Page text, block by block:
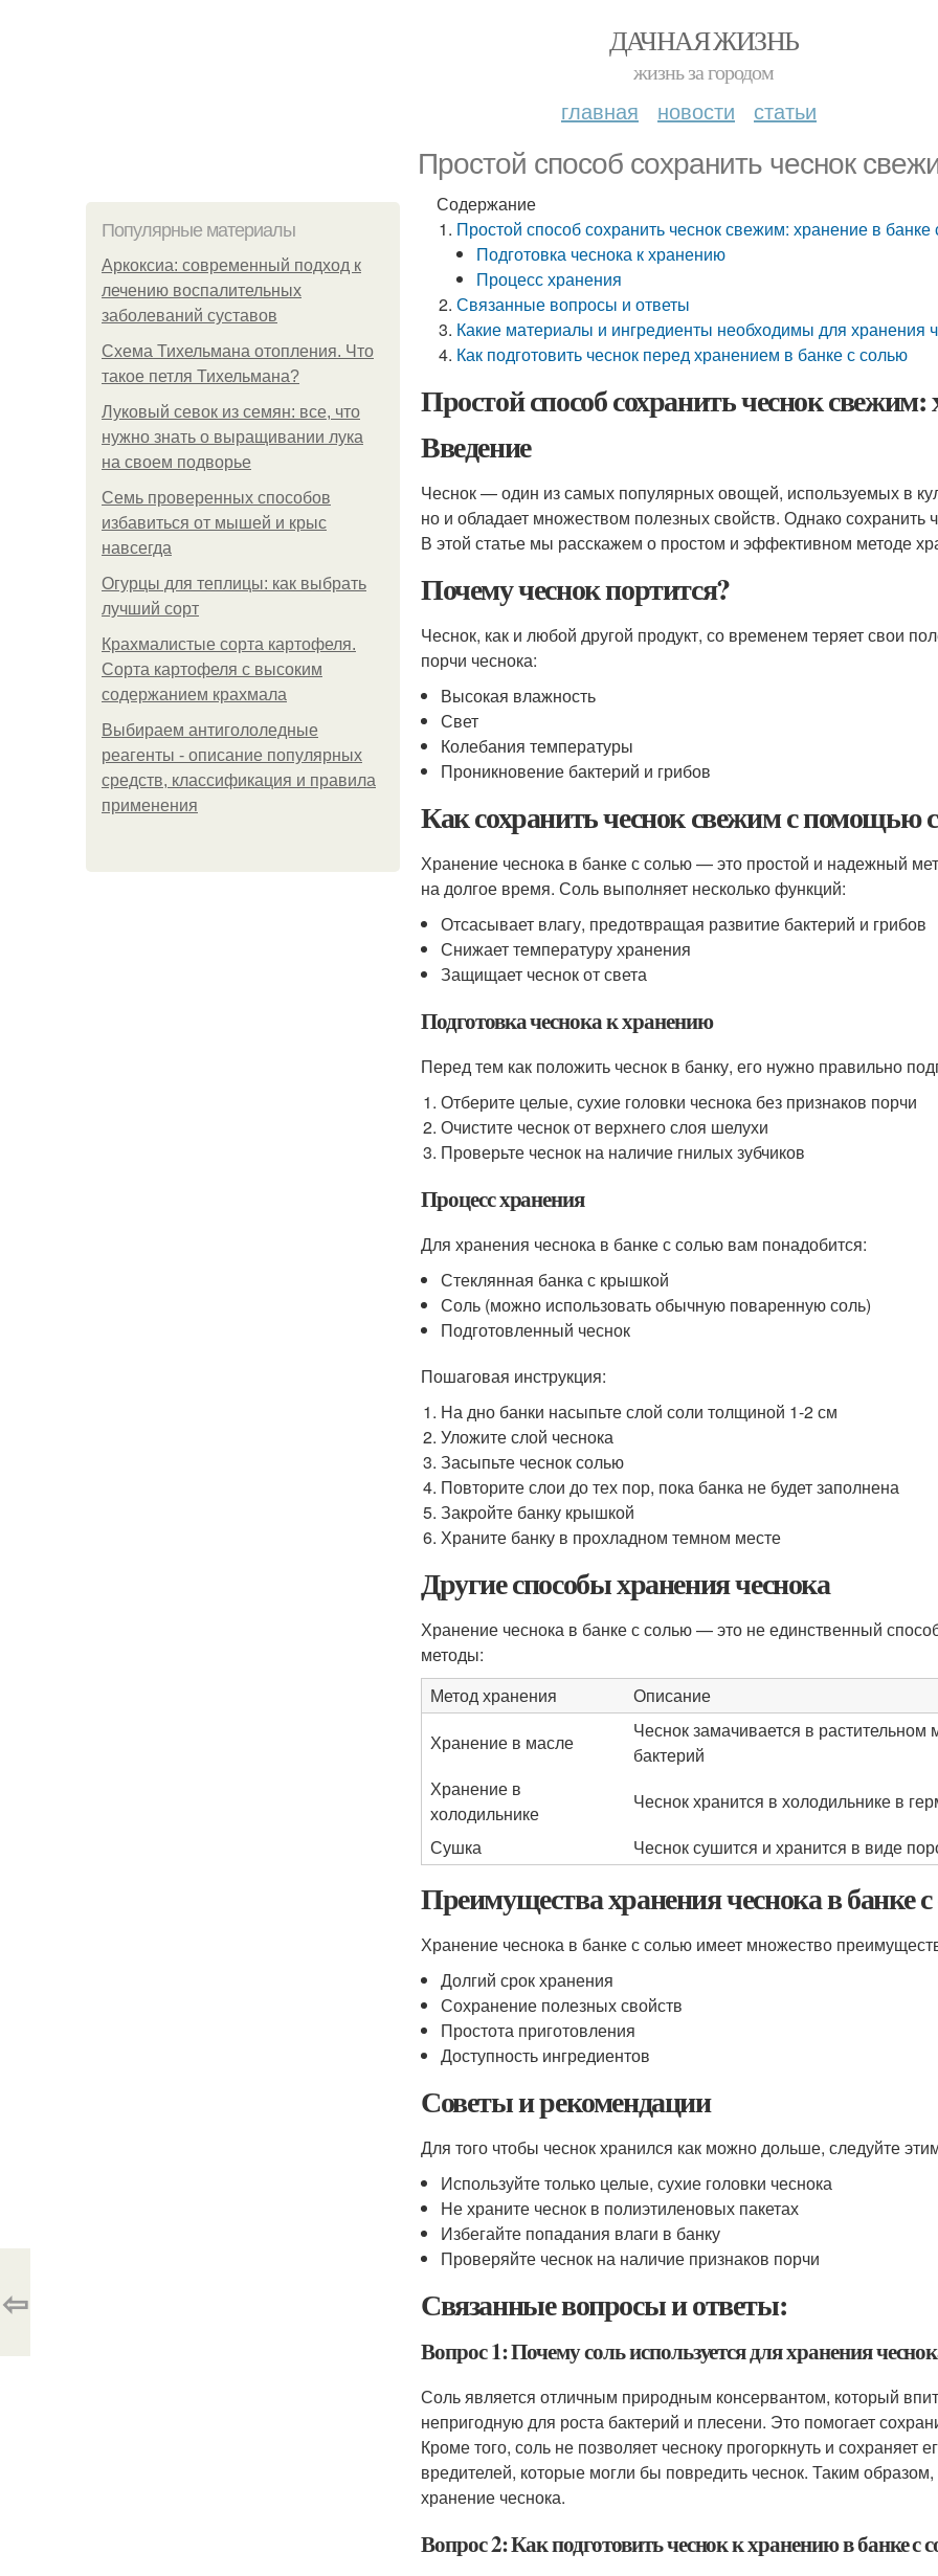
ДАЧНАЯ ЖИЗНЬ
жизнь за городом
главная новости статьи
Простой способ сохранить чеснок
Популярные материалы
Аркоксиа: современный подход к
лечению воспалительных
заболеваний суставов
Схема Тихельмана отопления. Что
такое петля Тихельмана?
Луковый севок из семян: все, что
нужно знать о выращивании лука
на своем подворье
Семь проверенных способов
избавиться от мышей и крыс
навсегда
Огурцы для теплицы: как выбрать
лучший сорт
Крахмалистые сорта картофеля.
Сорта картофеля с высоким
содержанием крахмала
Выбираем антигололедные
реагенты - описание популярных
средств, классификация и правила
применения
Содержание
Простой способ сохранить чеснок свежим: хранение в банке
Подготовка чеснока к хранению
Процесс хранения
Связанные вопросы и ответы
Какие материалы и ингредиенты необходимы для хранения
Как подготовить чеснок перед хранением в банке с солью
Простой способ сохранить чеснок свежим:
Введение
Чеснок — один из самых популярных овощей, используемых в
но и обладает множеством полезных свойств. Однако сохранить
В этой статье мы расскажем о простом и эффективном методе
Почему чеснок портится?
Чеснок, как и любой другой продукт, со временем теряет свои
порчи чеснока:
Высокая влажность
Свет
Колебания температуры
Проникновение бактерий и грибов
Как сохранить чеснок свежим с помощью
Хранение чеснока в банке с солью — это простой и надежный
на долгое время. Соль выполняет несколько функций:
Отсасывает влагу, предотвращая развитие бактерий и грибов
Снижает температуру хранения
Защищает чеснок от света
Подготовка чеснока к хранению
Перед тем как положить чеснок в банку, его нужно правильно
Отберите целые, сухие головки чеснока без признаков порчи
Очистите чеснок от верхнего слоя шелухи
Проверьте чеснок на наличие гнилых зубчиков
Процесс хранения
Для хранения чеснока в банке с солью вам понадобится:
Стеклянная банка с крышкой
Соль (можно использовать обычную поваренную соль)
Подготовленный чеснок
Пошаговая инструкция:
На дно банки насыпьте слой соли толщиной 1-2 см
Уложите слой чеснока
Засыпьте чеснок солью
Повторите слои до тех пор, пока банка не будет заполнена
Закройте банку крышкой
Храните банку в прохладном темном месте
Другие способы хранения чеснока
Хранение чеснока в банке с солью — это не единственный
методы:
Метод хранения
Описание
Хранение в масле
Чеснок замачивается в
бактерий
Хранение в
холодильнике
Чеснок хранится в холодильнике в
Сушка
Чеснок сушится и хранится в виде
Преимущества хранения чеснока в банке
Хранение чеснока в банке с солью имеет множество
Долгий срок хранения
Сохранение полезных свойств
Простота приготовления
Доступность ингредиентов
Советы и рекомендации
Для того чтобы чеснок хранился как можно дольше, следуйте
Используйте только целые, сухие головки чеснока
Не храните чеснок в полиэтиленовых пакетах
Избегайте попадания влаги в банку
Проверяйте чеснок на наличие признаков порчи
Связанные вопросы и ответы:
Вопрос 1: Почему соль используется для хранения
Соль является отличным природным консервантом, который
непригодную для роста бактерий и плесени. Это помогает
Кроме того, соль не позволяет чесноку прогоркнуть и
вредителей, которые могли бы повредить чеснок. Таким
хранение чеснока.
Вопрос 2: Как подготовить чеснок к хранению в банке с
⇦